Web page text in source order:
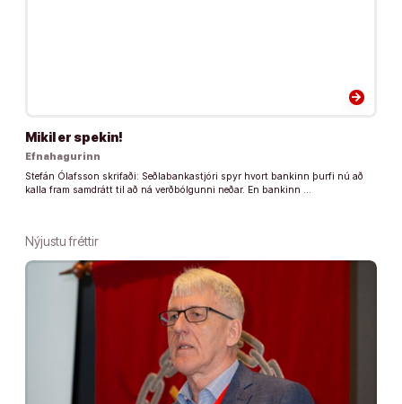
arrow_forward
Mikil er spekin!
Efnahagurinn
Stefán Ólafsson skrifaði: Seðlabankastjóri spyr hvort bankinn þurfi nú að
kalla fram samdrátt til að ná verðbólgunni neðar. En bankinn …
Nýjustu fréttir